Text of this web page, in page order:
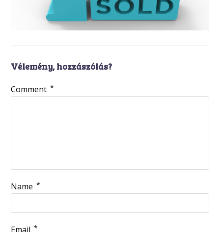
Vélemény, hozzászólás?
Comment *
Name *
Email *